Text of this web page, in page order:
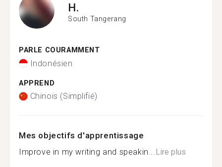
H.
South Tangerang
PARLE COURAMMENT
Indonésien
APPREND
Chinois (Simplifié)
Mes objectifs d'apprentissage
Improve in my writing and speakin...Lire plus